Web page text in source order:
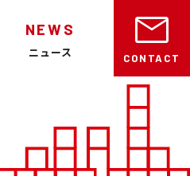
NEWS
ニュース mail
CONTACT